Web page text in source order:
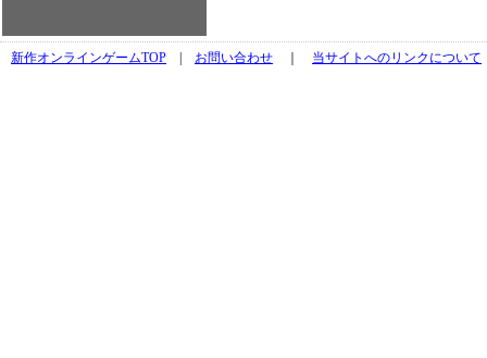
新作オンラインゲームTOP お問い合わせ 当サイトへのリンクについて